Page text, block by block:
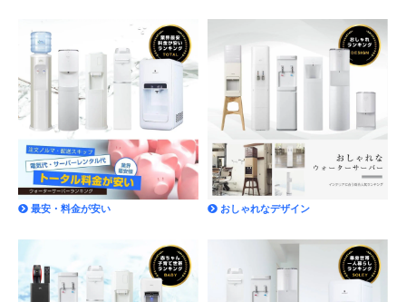
最安・料金が安い おしゃれなデザイン